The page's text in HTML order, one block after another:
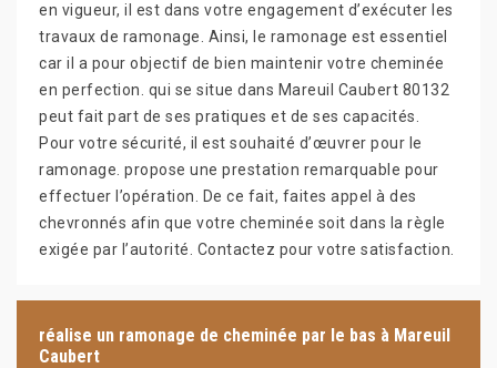
en vigueur, il est dans votre engagement d’exécuter les
travaux de ramonage. Ainsi, le ramonage est essentiel
car il a pour objectif de bien maintenir votre cheminée
en perfection. qui se situe dans Mareuil Caubert 80132
peut fait part de ses pratiques et de ses capacités.
Pour votre sécurité, il est souhaité d’œuvrer pour le
ramonage. propose une prestation remarquable pour
effectuer l’opération. De ce fait, faites appel à des
chevronnés afin que votre cheminée soit dans la règle
exigée par l’autorité. Contactez pour votre satisfaction.
réalise un ramonage de cheminée par le bas à Mareuil
Caubert